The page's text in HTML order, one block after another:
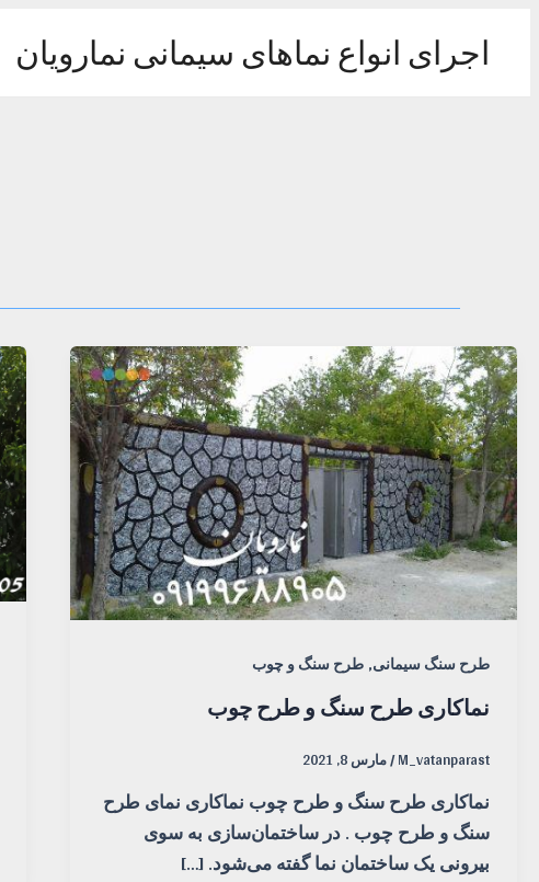
اجرای انواع نماهای سیمانی نمارویان
طرح سنگ سیمانی,طرح سنگ و چوب
نماکاری طرح سنگ و طرح چوب
M_vatanparast
/مارس 8, 2021
نماکاری طرح سنگ و طرح چوب نماکاری نمای طرح
سنگ و طرح چوب . در ساختمان‌سازی به سوی
بیرونی یک ساختمان نما گفته می‌شود. […]